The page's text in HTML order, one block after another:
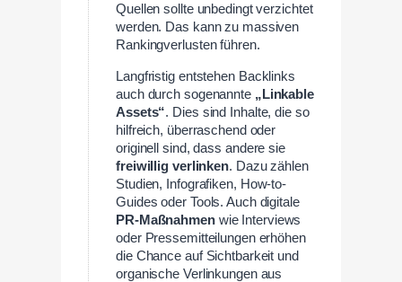
Quellen sollte unbedingt verzichtet
werden. Das kann zu massiven
Rankingverlusten führen.
Langfristig entstehen Backlinks
auch durch sogenannte „Linkable
Assets“. Dies sind Inhalte, die so
hilfreich, überraschend oder
originell sind, dass andere sie
freiwillig verlinken. Dazu zählen
Studien, Infografiken, How-to-
Guides oder Tools. Auch digitale
PR-Maßnahmenwie Interviews
oder Pressemitteilungen erhöhen
die Chance auf Sichtbarkeit und
organische Verlinkungen aus